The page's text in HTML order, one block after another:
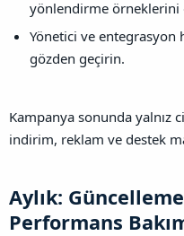
yönlendirme örneklerini
Yönetici ve entegrasyon
gözden geçirin.
Kampanya sonunda yalnız
indirim, reklam ve destek
Aylık:
Performans